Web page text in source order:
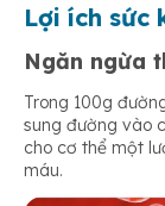
Lợi ích sức
Ngăn ngừa
Trong 100g
sung đường vào
cho cơ thể một
máu.